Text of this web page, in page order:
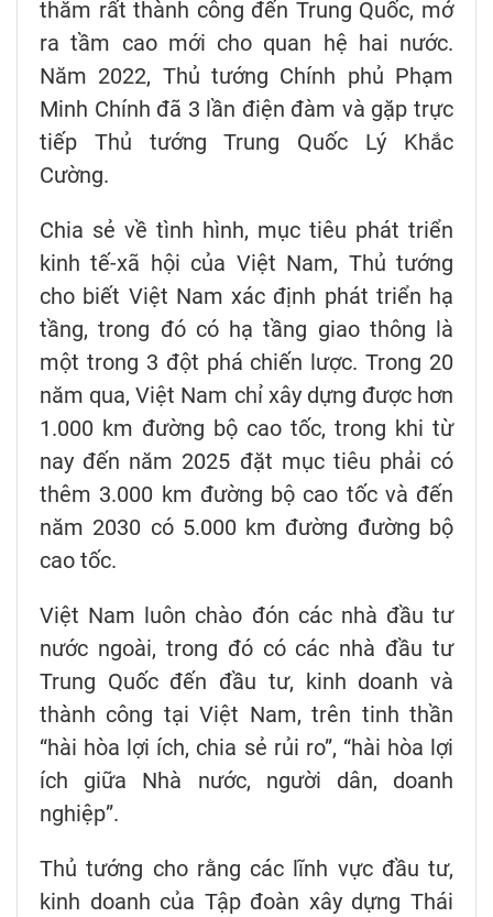
thăm rất thành công đến Trung Quốc, mở
ra tầm cao mới cho quan hệ hai nước.
Năm 2022, Thủ tướng Chính phủ Phạm
Minh Chính đã 3 lần điện đàm và gặp trực
tiếp Thủ tướng Trung Quốc Lý Khắc
Cường.
Chia sẻ về tình hình, mục tiêu phát triển
kinh tế-xã hội của Việt Nam, Thủ tướng
cho biết Việt Nam xác định phát triển hạ
tầng, trong đó có hạ tầng giao thông là
một trong 3 đột phá chiến lược. Trong 20
năm qua, Việt Nam chỉ xây dựng được hơn
1.000 km đường bộ cao tốc, trong khi từ
nay đến năm 2025 đặt mục tiêu phải có
thêm 3.000 km đường bộ cao tốc và đến
năm 2030 có 5.000 km đường đường bộ
cao tốc.
Việt Nam luôn chào đón các nhà đầu tư
nước ngoài, trong đó có các nhà đầu tư
Trung Quốc đến đầu tư, kinh doanh và
thành công tại Việt Nam, trên tinh thần
“hài hòa lợi ích, chia sẻ rủi ro”, “hài hòa lợi
ích giữa Nhà nước, người dân, doanh
nghiệp”.
Thủ tướng cho rằng các lĩnh vực đầu tư,
kinh doanh của Tập đoàn xây dựng Thái